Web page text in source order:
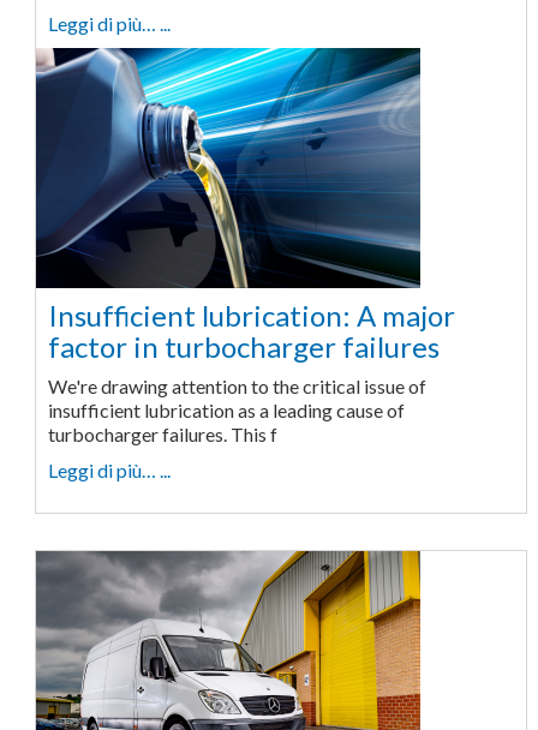
Leggi di più… ...
Insufficient lubrication: A major
factor in turbocharger failures
We're drawing attention to the critical issue of
insufficient lubrication as a leading cause of
turbocharger failures. This f
Leggi di più… ...